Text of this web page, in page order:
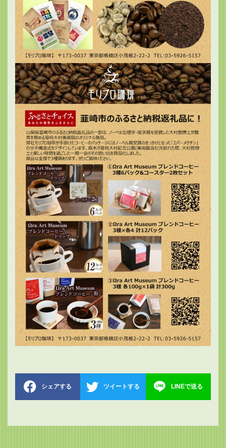
シェアする ツイートする LINEで送る